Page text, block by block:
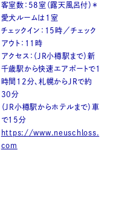
客室数：58室（露天風呂付）＊
愛犬ルームは１室
チェックイン：15時／チェック
アウト：11時
アクセス：（JR小樽駅まで）新
千歳駅から快速エアポートで1
時間12分、札幌からJRで約
30分
（JR小樽駅からホテルまで）車
で15分
https://www.neuschloss.
com